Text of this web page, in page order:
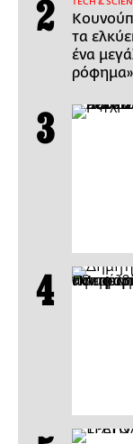
τα
ένα
ρόφημα»